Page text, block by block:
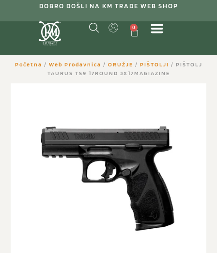
DOBRO DOŠLI NA KM TRADE WEB SHOP
0
Početna / Web Prodavnica / ORUŽJE / PIŠTOLJI / PIŠTOLJ
TAURUS TS9 17ROUND 3X17MAGIAZINE